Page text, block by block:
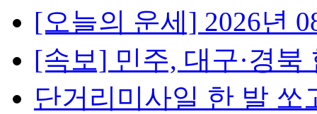
[오늘의 운세] 2026년
[속보] 민주, 대구·경북
단거리미사일 한 발 쏘